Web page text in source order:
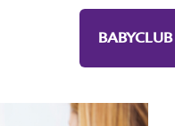
BABYCLUB